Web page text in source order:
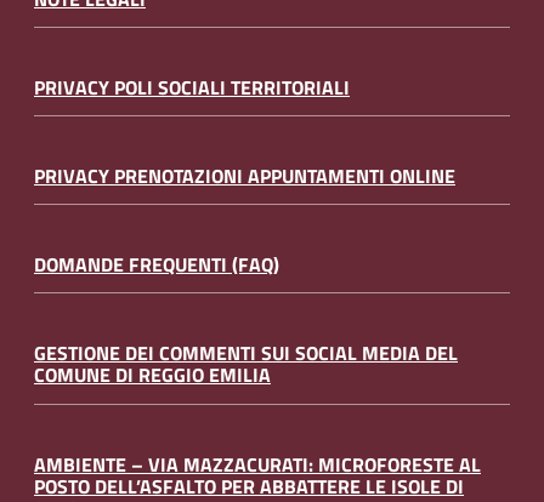
PRIVACY POLI SOCIALI TERRITORIALI
PRIVACY PRENOTAZIONI APPUNTAMENTI ONLINE
DOMANDE FREQUENTI (FAQ)
GESTIONE DEI COMMENTI SUI SOCIAL MEDIA DEL
COMUNE DI REGGIO EMILIA
AMBIENTE – VIA MAZZACURATI: MICROFORESTE AL
POSTO DELL’ASFALTO PER ABBATTERE LE ISOLE DI